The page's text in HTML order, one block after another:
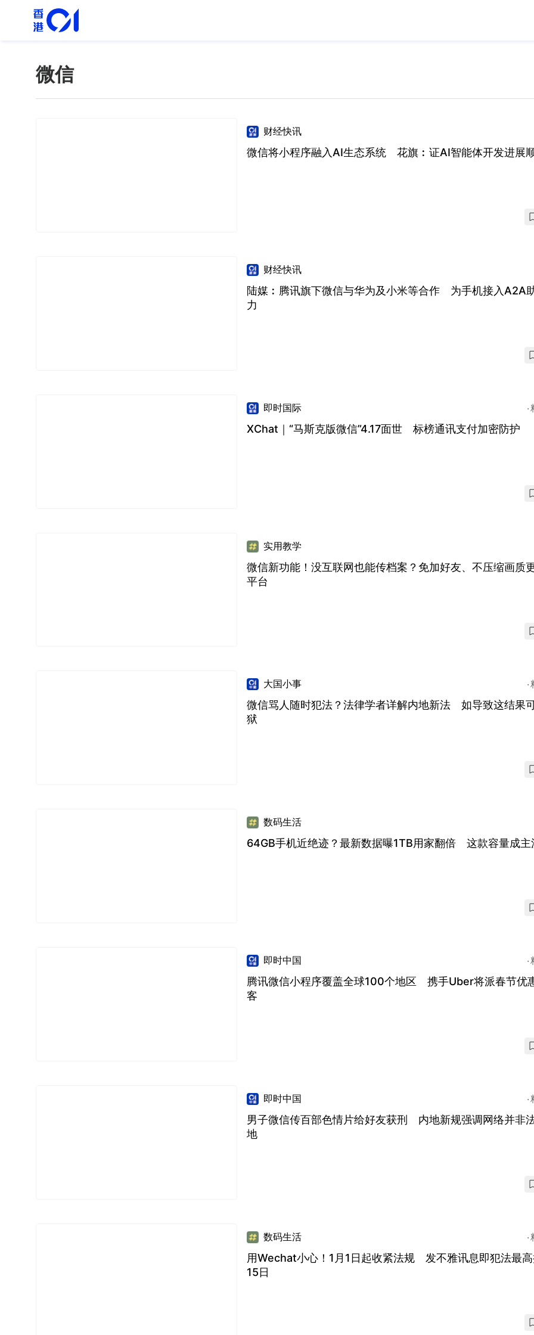
微信
财经快讯
微信将小程序融入AI生态系统 花旗︰证AI智能体开发进展
财经快讯
陆媒︰腾讯旗下微信与华为及小米等合作 为手机接入A2A
力
即时国际
XChat｜“马斯克版微信”4.17面世 标榜通讯支付加密防护
实用教学
微信新功能！没互联网也能传档案？免加好友、不压缩画质
平台
大国小事
微信骂人随时犯法？法律学者详解内地新法 如导致这结果
狱
数码生活
64GB手机近绝迹？最新数据曝1TB用家翻倍 这款容量成主
即时中国
腾讯微信小程序覆盖全球100个地区 携手Uber将派春节优
客
即时中国
男子微信传百部色情片给好友获刑 内地新规强调网络并非
地
数码生活
用Wechat小心！1月1日起收紧法规 发不雅讯息即犯法最高
15日